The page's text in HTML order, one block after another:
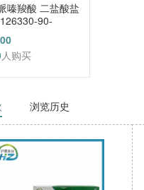
嗪羧酸 二盐酸盐
90-
）
人购买
浏览历史